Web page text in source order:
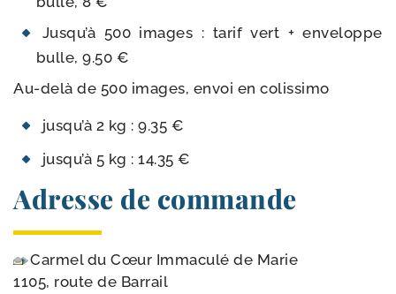
Jusqu’à 500 images : tarif vert + enve­loppe
bulle, 9.50 €
Au-​delà de 500 images, envoi en colissimo
jus­qu’à 2 kg : 9.35 €
jus­qu’à 5 kg : 14.35 €
Adresse de commande
Carmel du Cœur Immaculé de Marie
1105, route de Barrail